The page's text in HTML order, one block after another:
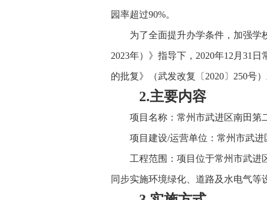
园率超过90%。
为了全面提升办学条件，加强学
2023年）》指导下，2020年12月31
的批复》（武发改复〔2020〕250号
2.主要内容
项目名称：常州市武进区南田第
项目建设/运营单位：常州市武进
工程范围：项目位于常州市武进
同步实施环境绿化、道路及水电气等